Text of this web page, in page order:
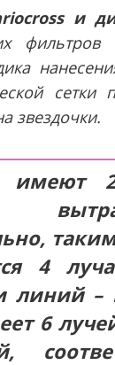
и
фильтров
сетки
звездочки.
имеют
4
линий –
6